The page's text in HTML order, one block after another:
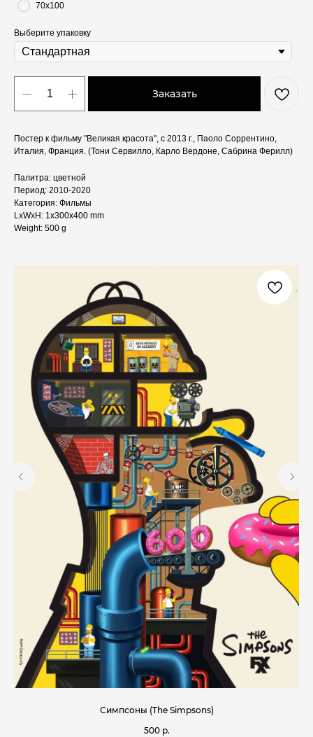
70х100
Выберите упаковку
Заказать
Постер к фильму "Великая красота", с 2013 г., Паоло Соррентино,
Италия, Франция. (Тони Сервилло, Карло Вердоне, Сабрина Ферилл)
Палитра: цветной
Период: 2010-2020
Категория: Фильмы
LxWxH: 1x300x400 mm
Weight: 500 g
Симпсоны (The Simpsons)
500 р.